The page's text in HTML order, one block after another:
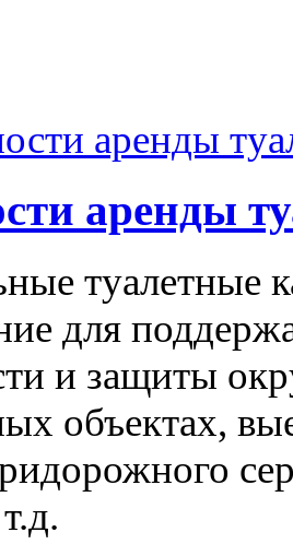
аренды
аренды
туалетные
для
и защиты
объектах,